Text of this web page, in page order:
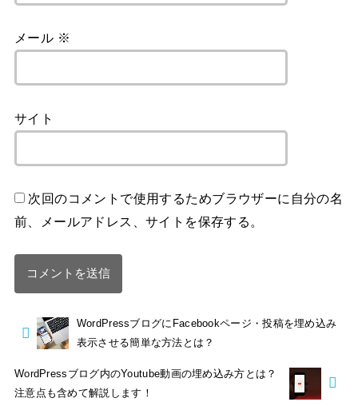
メール ※
サイト
次回のコメントで使用するためブラウザーに自分の名
前、メールアドレス、サイトを保存する。
WordPressブログにFacebookページ・投稿を埋め込み
表示させる簡単な方法とは？
WordPressブログ内のYoutube動画の埋め込み方とは？
注意点も含めて解説します！